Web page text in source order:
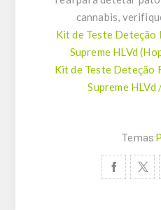
cannabis,
Kit de Teste Deteção
Supreme HLVd
Kit de Teste Deteção
Supreme HLVd
Temas: